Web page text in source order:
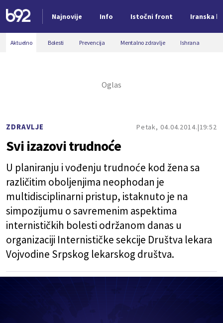
Najnovije Info Istočni front Iranska
Nova vest
Aktuelno Bolesti Prevencija Mentalno zdravlje Ishrana
ZDRAVLJE Petak, 04.04.2014. 19:52
Svi izazovi trudnoće
U planiranju i vođenju trudnoće kod žena sa
različitim oboljenjima neophodan je
multidisciplinarni pristup, istaknuto je na
simpozijumu o savremenim aspektima
internističkih bolesti održanom danas u
organizaciji Internističke sekcije Društva lekara
Vojvodine Srpskog lekarskog društva.